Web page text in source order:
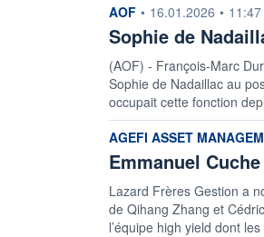
information fournie par
AOF • 16.01.2026 • 11:47
Sophie de
(AOF) - François-Marc
Sophie de Nadaillac au
occupait cette fonction
information fournie par
AGEFI ASSET
Emmanuel
Lazard Frères Gestion a
de Qihang Zhang et
l’équipe high yield dont